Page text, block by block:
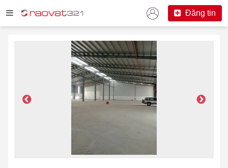
Đăng tin